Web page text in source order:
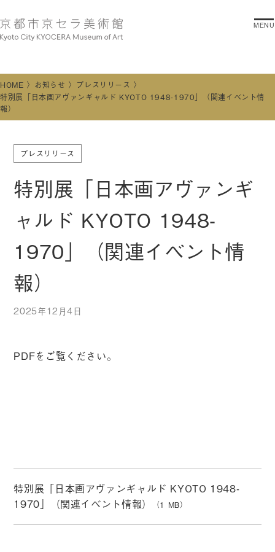
MENU
HOME お知らせ
プレスリリース
特別展「日本画アヴァンギャルド KYOTO 1948-1970」（関連イベント情
報）
プレスリリース
特別展「日本画アヴァンギ
ャルド KYOTO 1948-
1970」（関連イベント情
報）
2025年12月4日
PDFをご覧ください。
特別展「日本画アヴァンギャルド KYOTO 1948-
1970」（関連イベント情報）
（1 MB）